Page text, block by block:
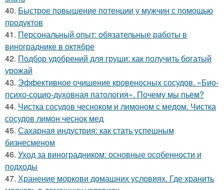
40. Быстрое повышение потенции у мужчин с помощью
продуктов
41. Персональный опыт: обязательные работы в
винограднике в октябре
42. Подбор удобрений для груши: как получить богатый
урожай
43. Эффективное очищение кровеносных сосудов. «Био-
психо-социо-духовная патология». Почему мы пьем?
44. Чистка сосудов чесноком и лимоном с медом. Чистка
сосудов лимон чеснок мед
45. Сахарная индустрия: как стать успешным
бизнесменом
46. Уход за виноградником: основные особенности и
подходы
47. Хранение моркови домашних условиях. Где хранить